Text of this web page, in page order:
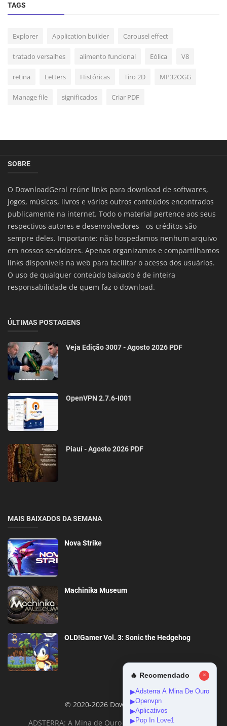
TAGS
Explorer Application builder Carousel effect
tratado versalhes alimento funcional Eólica V8
retina Letters Históricas Tiro 2D MP32OGG
Manage file significados Criar PDF
SOBRE
O DownloadGeral reúne links para download de softwares,
jogos, músicas, livros e vários outros conteúdos encontrados
publicamente na internet. Todo o material pertence aos seus
respectivos autores e desenvolvedores - os créditos são
sempre deles. Importante: não hospedamos nenhum arquivo
em nossos servidores. Apenas organizamos e compartilhamos
links disponíveis na web para facilitar o acesso dos usuários.
O uso de qualquer conteúdo baixado é de inteira
responsabilidade de quem faz o download.
ÚLTIMAS POSTAGENS
Veja Edição 3007 - Agosto 2026 PDF
OpenVPN 2.7.6-I001
Piauí - Agosto 2026 PDF
MAIS BAIXADOS DA SEMANA
Nova Strike
Machinika Museum
OLD!Gamer Vol. 3: Sonic the Hedgehog
© 2020-2026 DownloadGeral
ADSTERRA: A Mina de Ouro da Monetização Online
🔥 Recomendado ×
▶Adsterra A Mina De Ouro
▶Openvpn
▶Aplicativos
▶Pop In Love1